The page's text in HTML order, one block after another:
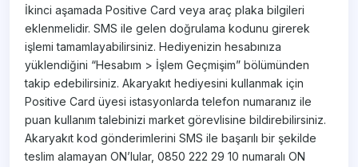
İkinci aşamada Positive Card veya araç plaka bilgileri
eklenmelidir. SMS ile gelen doğrulama kodunu girerek
işlemi tamamlayabilirsiniz. Hediyenizin hesabınıza
yüklendiğini “Hesabım > İşlem Geçmişim” bölümünden
takip edebilirsiniz. Akaryakıt hediyesini kullanmak için
Positive Card üyesi istasyonlarda telefon numaranız ile
puan kullanım talebinizi market görevlisine bildirebilirsiniz.
Akaryakıt kod gönderimlerini SMS ile başarılı bir şekilde
teslim alamayan ON’lular, 0850 222 29 10 numaralı ON